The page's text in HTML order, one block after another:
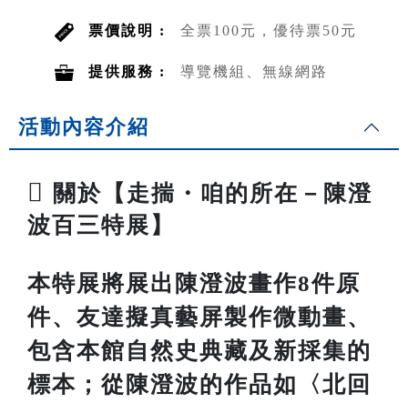
票價說明 : 全票100元，優待票50元
提供服務 : 導覽機組、無線網路
活動內容介紹
 關於【走揣・咱的所在－陳澄
波百三特展】
本特展將展出陳澄波畫作8件原
件、友達擬真藝屏製作微動畫、
包含本館自然史典藏及新採集的
標本；從陳澄波的作品如〈北回